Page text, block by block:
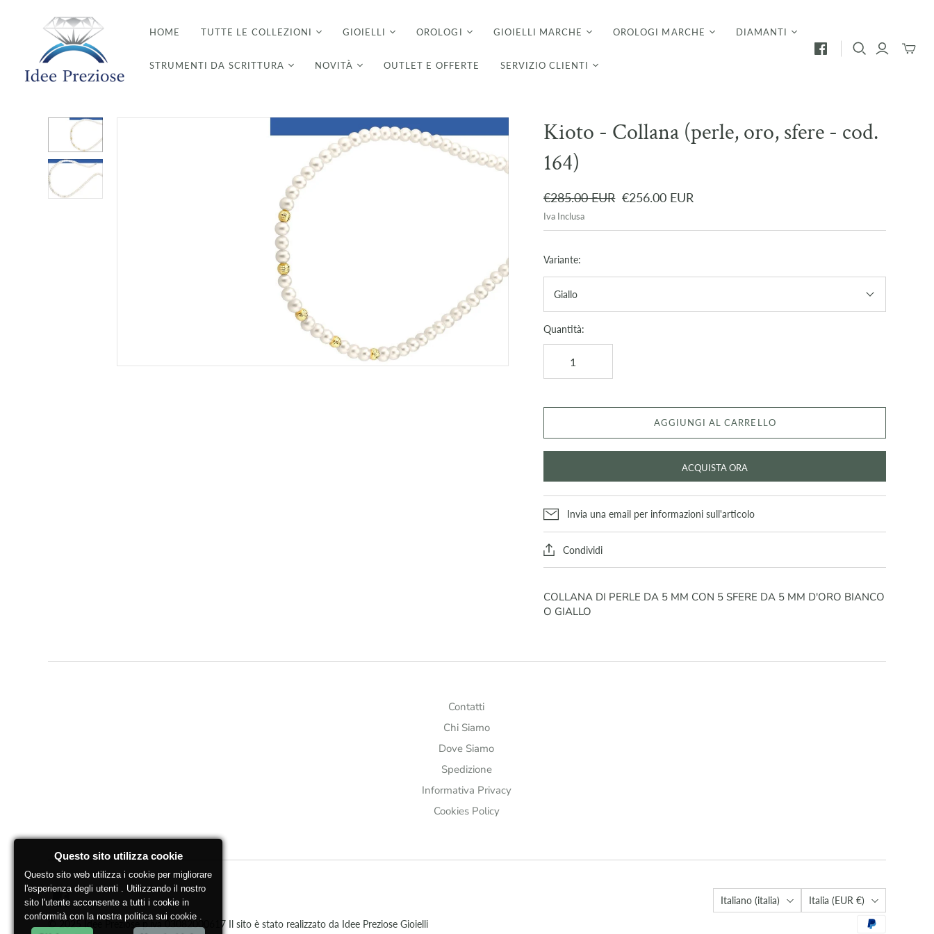
HOME TUTTE LE COLLEZIONI GIOIELLI OROLOGI GIOIELLI MARCHE OROLOGI MARCHE DIAMANTI
STRUMENTI DA SCRITTURA NOVITÀ OUTLET E OFFERTE SERVIZIO CLIENTI
Mini
Kioto - Collana (perle, oro, sfere - cod.
164)
€285.00 EUR €256.00 EUR
Iva Inclusa
Variante:
Giallo
Quantità:
AGGIUNGI AL CARRELLO
ACQUISTA ORA
Invia una email per informazioni sull'articolo
Condividi
COLLANA DI PERLE DA 5 MM CON 5 SFERE DA 5 MM D'ORO BIANCO
O GIALLO
Contatti
Chi Siamo
Dove Siamo
Spedizione
Informativa Privacy
Cookies Policy
Lingua
Italiano (italia) Città
Italia
(EUR €)
© 2025 Idee Preziose p.iva 03082000617 Il sito è stato realizzato da Idee Preziose Gioielli
Questo sito utilizza cookie
Questo sito web utilizza i cookie per migliorare
l'esperienza degli utenti . Utilizzando il nostro
sito l'utente acconsente a tutti i cookie in
conformità con la nostra politica sui cookie .